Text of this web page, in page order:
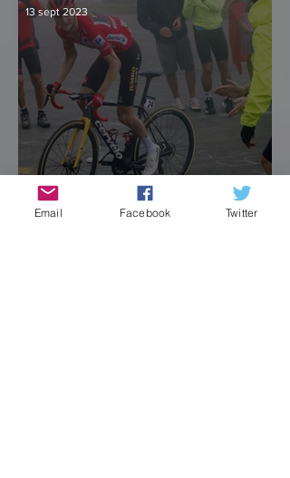
13 sept 2023
Email Facebook Twitter